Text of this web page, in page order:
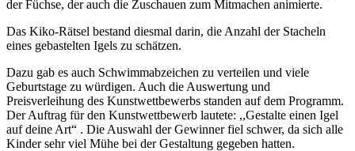
der Füchse, der auch die Zuschauen zum Mitmachen animierte.
Das Kiko-Rätsel bestand diesmal darin, die Anzahl der Stacheln
eines gebastelten Igels zu schätzen.
Dazu gab es auch Schwimmabzeichen zu verteilen und viele
Geburtstage zu würdigen. Auch die Auswertung und
Preisverleihung des Kunstwettbewerbs standen auf dem Programm.
Der Auftrag für den Kunstwettbewerb lautete: ,,Gestalte einen Igel
auf deine Art“ . Die Auswahl der Gewinner fiel schwer, da sich alle
Kinder sehr viel Mühe bei der Gestaltung gegeben hatten.